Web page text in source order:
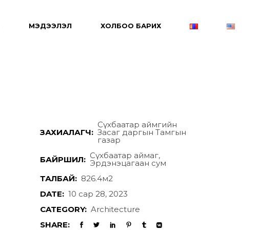
МЭДЭЭЛЭЛ ХОЛБОО БАРИХ
ЗАХИАЛАГЧ:
Сүхбаатар аймгийн
Засаг даргын Тамгын
газар
БАЙРШИЛ: Сүхбаатар аймаг,
Эрдэнэцагаан сум
ТАЛБАЙ: 826.4м2
DATE: 10 сар 28, 2023
CATEGORY: Architecture
SHARE: